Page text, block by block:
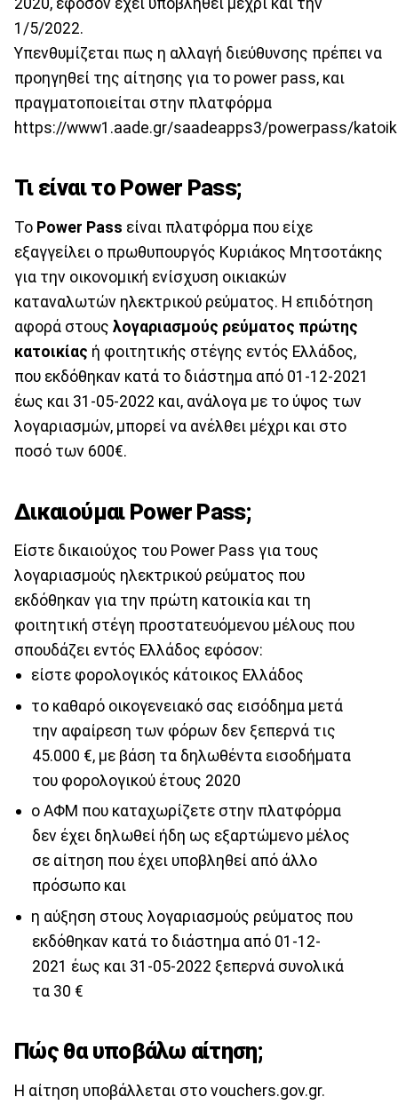
1/5/2022.
Υπενθυμίζεται πως η αλλαγή διεύθυνσης πρέπει να
προηγηθεί της αίτησης για το power pass, και
πραγματοποιείται στην πλατφόρμα
https://www1.aade.gr/saadeapps3/powerpass/
Τι είναι το Power Pass;
Το Power Pass είναι πλατφόρμα που είχε
εξαγγείλει ο πρωθυπουργός Κυριάκος Μητσοτάκης
για την οικονομική ενίσχυση οικιακών
καταναλωτών ηλεκτρικού ρεύματος. Η επιδότηση
αφορά στους λογαριασμούς ρεύματος πρώτης
κατοικίας ή φοιτητικής στέγης εντός Ελλάδος,
που εκδόθηκαν κατά το διάστημα από 01-12-2021
έως και 31-05-2022 και, ανάλογα με το ύψος των
λογαριασμών, μπορεί να ανέλθει μέχρι και στο
ποσό των 600€.
Δικαιούμαι Power Pass;
Είστε δικαιούχος του Power Pass για τους
λογαριασμούς ηλεκτρικού ρεύματος που
εκδόθηκαν για την πρώτη κατοικία και τη
φοιτητική στέγη προστατευόμενου μέλους που
σπουδάζει εντός Ελλάδος εφόσον:
είστε φορολογικός κάτοικος Ελλάδος
το καθαρό οικογενειακό σας εισόδημα μετά
την αφαίρεση των φόρων δεν ξεπερνά τις
45.000 €, με βάση τα δηλωθέντα εισοδήματα
του φορολογικού έτους 2020
ο ΑΦΜ που καταχωρίζετε στην πλατφόρμα
δεν έχει δηλωθεί ήδη ως εξαρτώμενο μέλος
σε αίτηση που έχει υποβληθεί από άλλο
πρόσωπο και
η αύξηση στους λογαριασμούς ρεύματος που
εκδόθηκαν κατά το διάστημα από 01-12-
2021 έως και 31-05-2022 ξεπερνά συνολικά
τα 30 €
Πώς θα υποβάλω αίτηση;
Η αίτηση υποβάλλεται στο vouchers.gov.gr.